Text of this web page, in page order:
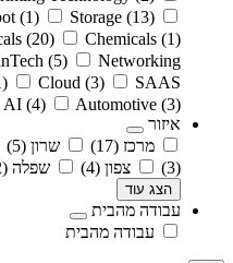
(1) Storage (13)
(20) Chemicals (1)
(5)
Networking
Cloud (3)
SAAS
AI (4) Automotive (3)
איזור
מרכז (17) שרון (5)
(3)
צפון (4) שפלה (12)
הצג עוד
עבודה מהבית
עבודה מהבית